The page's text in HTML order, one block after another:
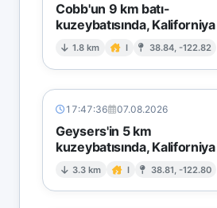
Cobb'un 9 km batı-
kuzeybatısında, Kaliforniya
1.8 km I 38.84, -122.82
17:47:36 07.08.2026
Geysers'in 5 km
kuzeybatısında, Kaliforniya
3.3 km I 38.81, -122.80